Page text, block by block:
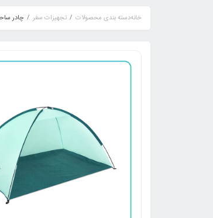
خانهدسته بندی محصولات تجهیزات سفر چادر